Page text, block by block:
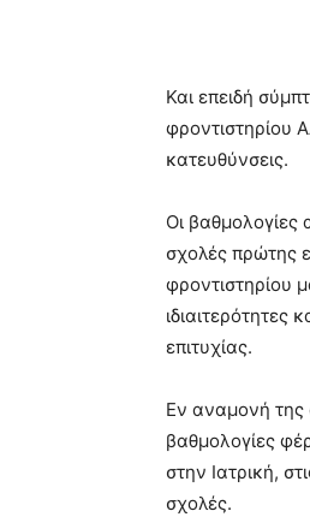
Και επειδή
φροντιστηρίου
κατευθύνσεις.
Οι βαθμολογίες
σχολές πρώτης
φροντιστηρίου
επιτυχίας.
Εν αναμονή της
βαθμολογίες
στην Ιατρική,
σχολές.